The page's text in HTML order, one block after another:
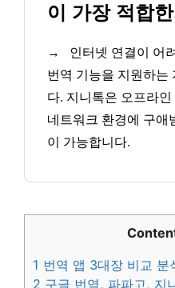
이 가장 적합
→
인터넷 연결이 어
번역 기능을 지원하는
다. 지니톡은 오프라
네트워크 환경에 구애
이 가능합니다.
1 번역 앱 3대장 비교 분
2 구글 번역, 파파고, 지